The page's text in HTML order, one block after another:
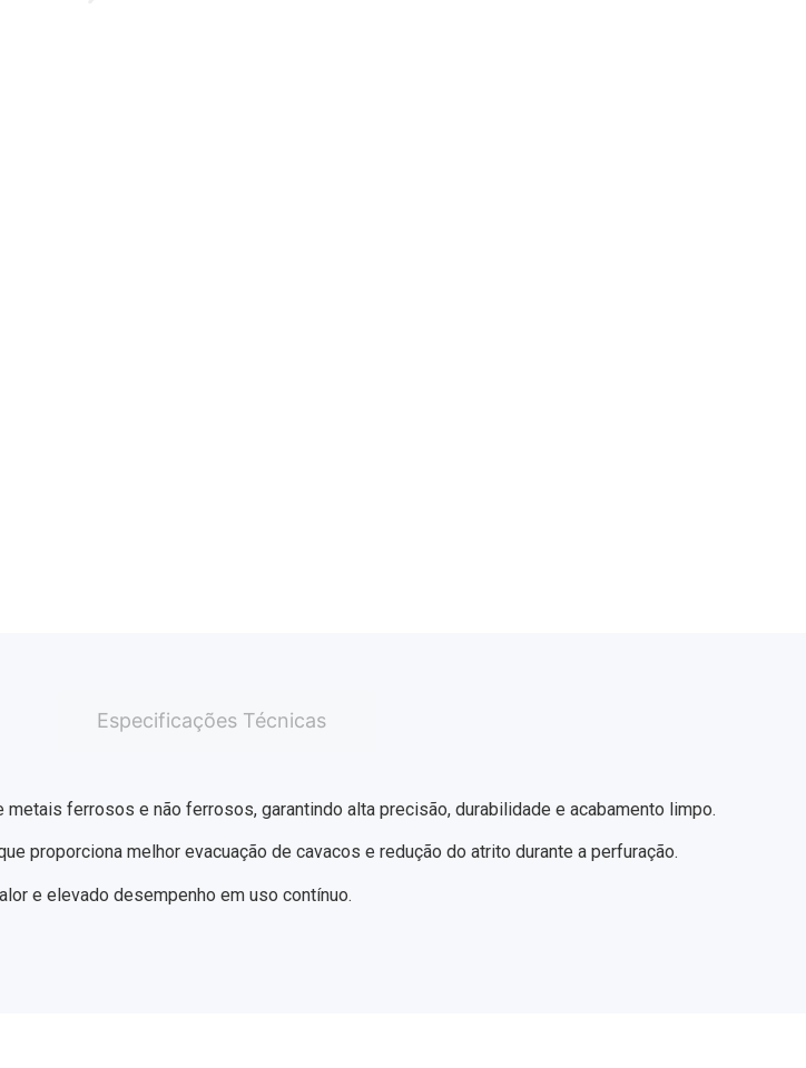
Especificações Técnicas
ferrosos e não ferrosos, garantindo alta precisão, durabilidade e acabamento limpo.
proporciona melhor evacuação de cavacos e redução do atrito durante a perfuração.
e elevado desempenho em uso contínuo.